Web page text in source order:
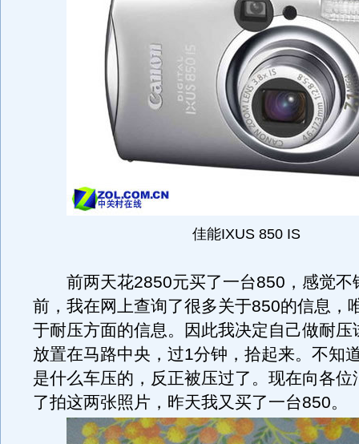
佳能IXUS 850 IS
前两天花2850元买了一台850，感觉不
前，我在网上查询了很多关于850的信息，
于耐压方面的信息。因此我决定自己做耐压
放置在马路中央，过1分钟，拾起来。不知
是什么车压的，反正被压过了。现在向各位
了拍这两张照片，昨天我又买了一台850。